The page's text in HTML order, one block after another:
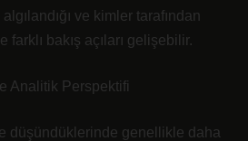
ve kimler tarafından
farklı bakış açıları gelişebilir.
Analitik Perspektifi
düşündüklerinde genellikle daha